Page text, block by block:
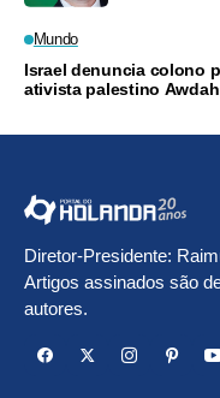
Mundo
Israel denuncia colono
ativista palestino
Diretor-Presidente:
Artigos assinados são
autores.